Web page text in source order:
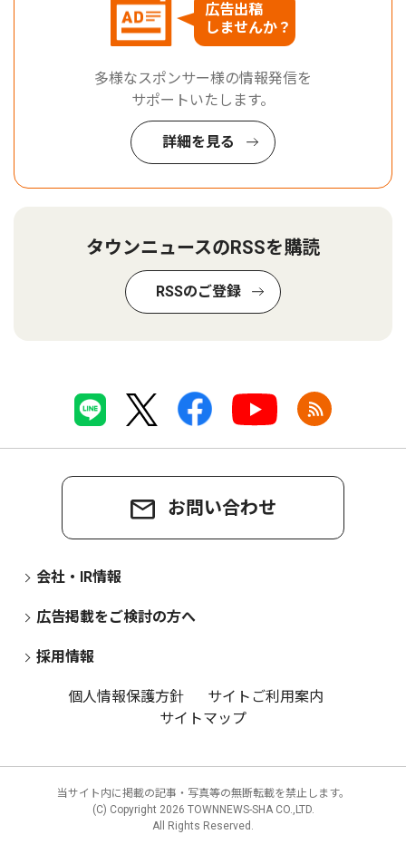
広告出稿
しませんか？
多様なスポンサー様の情報発信を
サポートいたします。
詳細を見る
タウンニュースのRSSを購読
RSSのご登録
お問い合わせ
会社・IR情報
広告掲載をご検討の方へ
採用情報
個人情報保護方針
サイトご利用案内
サイトマップ
当サイト内に掲載の記事・写真等の無断転載を禁止します。
(C) Copyright 2026 TOWNNEWS-SHA CO.,LTD.
All Rights Reserved.